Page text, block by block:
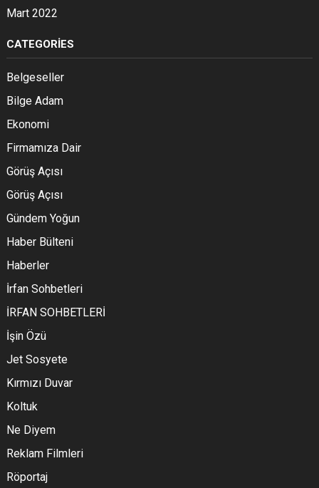
Mart 2022
CATEGORIES
Belgeseller
Bilge Adam
Ekonomi
Firmamıza Dair
Görüş Açısı
Görüş Açısı
Gündem Yoğun
Haber Bülteni
Haberler
İrfan Sohbetleri
İRFAN SOHBETLERİ
İşin Özü
Jet Sosyete
Kırmızı Duvar
Koltuk
Ne Diyem
Reklam Filmleri
Röportaj